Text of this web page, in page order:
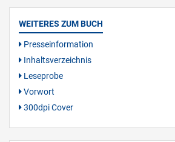
WEITERES ZUM BUCH
Presseinformation
Inhaltsverzeichnis
Leseprobe
Vorwort
300dpi Cover